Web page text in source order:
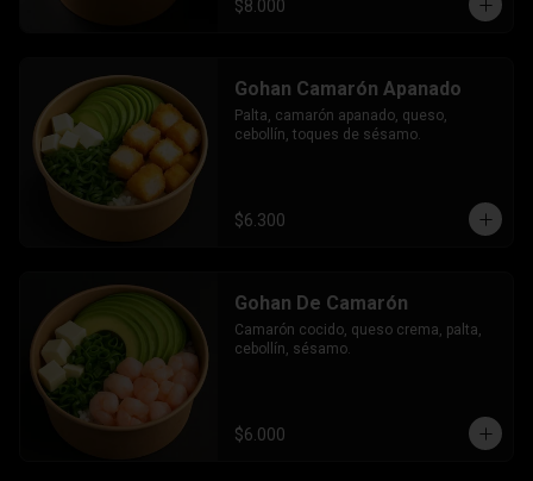
$8.000
Gohan Camarón Apanado
Palta, camarón apanado, queso,
cebollín, toques de sésamo.
$6.300
Gohan De Camarón
Camarón cocido, queso crema, palta,
cebollín, sésamo.
$6.000